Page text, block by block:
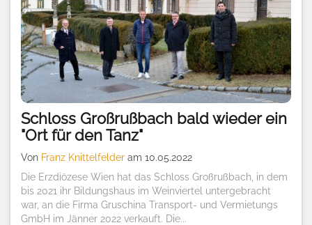
Schloss Großrußbach bald wieder ein
"Ort für den Tanz"
Von Franz Knittelfelder am 10.05.2022
Die Erzdiözese Wien hat das Schloss Großrußbach, in dem
bis 2021 ihr Bildungshaus im Weinviertel untergebracht
war, an die Firma Gruschina Transport- und Vermietungs
GmbH im Jänner 2022 verkauft. Die...